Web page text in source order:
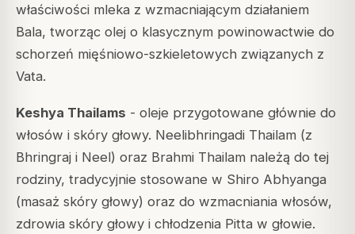
właściwości mleka z wzmacniającym działaniem
Bala, tworząc olej o klasycznym powinowactwie do
schorzeń mięśniowo-szkieletowych związanych z
Vata.
Keshya Thailams - oleje przygotowane głównie do
włosów i skóry głowy. Neelibhringadi Thailam (z
Bhringraj i Neel) oraz Brahmi Thailam należą do tej
rodziny, tradycyjnie stosowane w Shiro Abhyanga
(masaż skóry głowy) oraz do wzmacniania włosów,
zdrowia skóry głowy i chłodzenia Pitta w głowie.